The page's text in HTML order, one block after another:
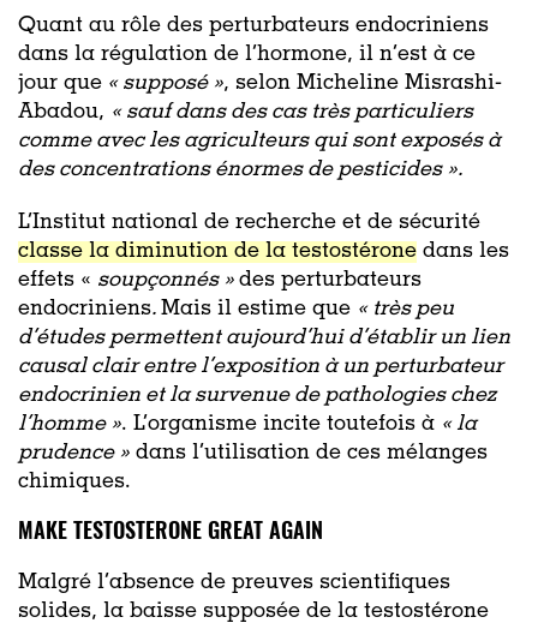
Quant au rôle des perturbateurs endocriniens
dans la régulation de l’hormone, il n’est à ce
jour que « supposé », selon Micheline Misrashi-
Abadou, « sauf dans des cas très particuliers
comme avec les agriculteurs qui sont exposés à
des concentrations énormes de pesticides ».
L’Institut national de recherche et de sécurité
classe la diminution de la testostérone dans les
effets « soupçonnés » des perturbateurs
endocriniens. Mais il estime que « très peu
d’études permettent aujourd’hui d’établir un lien
causal clair entre l’exposition à un perturbateur
endocrinien et la survenue de pathologies chez
l’homme ». L’organisme incite toutefois à « la
prudence » dans l’utilisation de ces mélanges
chimiques.
MAKE TESTOSTERONE GREAT AGAIN
Malgré l’absence de preuves scientifiques
solides, la baisse supposée de la testostérone